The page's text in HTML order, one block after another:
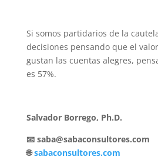
Si somos partidarios de la
decisiones pensando que el
gustan las cuentas alegres,
es 57%.
Salvador Borrego, Ph.D.
📧 saba@sabaconsultores.com
🌐sabaconsultores.com